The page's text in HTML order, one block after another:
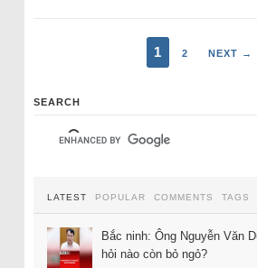
1 2 NEXT →
SEARCH
LATEST POPULAR COMMENTS TAGS
Bắc ninh: Ông Nguyễn Văn
hỏi nào còn bỏ ngỏ?